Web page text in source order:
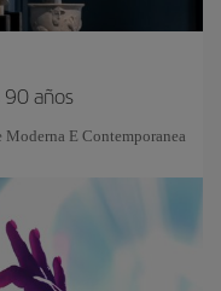
90 años
E Contemporanea